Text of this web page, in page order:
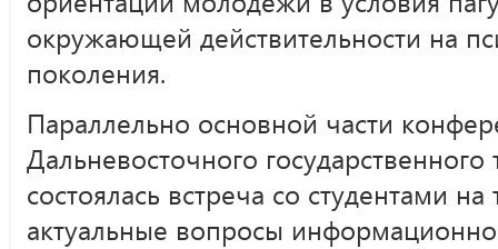
окружающей действительности на
поколения.
Параллельно основной части
Дальневосточного государственного
состоялась встреча со студентами
актуальные вопросы